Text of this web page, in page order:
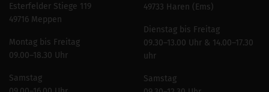
Esterfelder Stiege 119
49716 Meppen
Montag bis Freitag
09.00–18.30 Uhr
Samstag
49733 Haren (Ems)
Dienstag bis Freitag
09.30–13.00 Uhr & 14.00–17.30
uhr
Samstag